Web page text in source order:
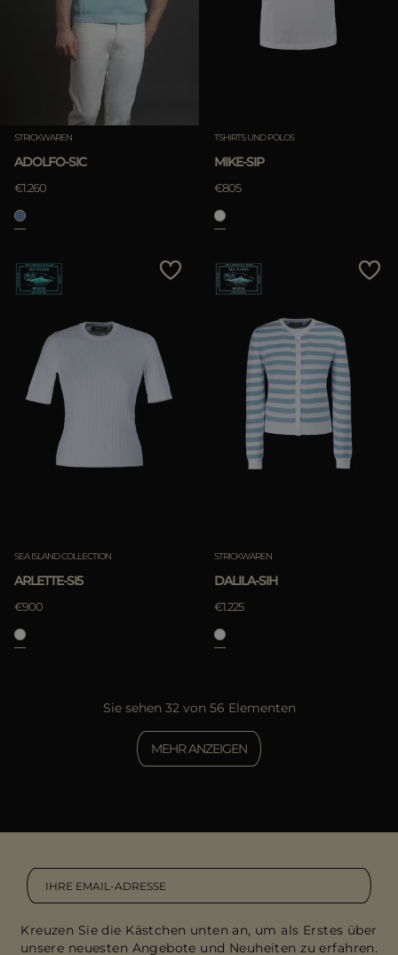
STRICKWAREN
ADOLFO-SIC
€1.260
TSHIRTS UND POLOS
MIKE-SIP
€805
SEA ISLAND COLLECTION
ARLETTE-SI5
€900
STRICKWAREN
DALILA-SIH
€1.225
Sie sehen 32 von 56 Elementen
MEHR ANZEIGEN
Kreuzen Sie die Kästchen unten an, um als Erstes über
unsere neuesten Angebote und Neuheiten zu erfahren.